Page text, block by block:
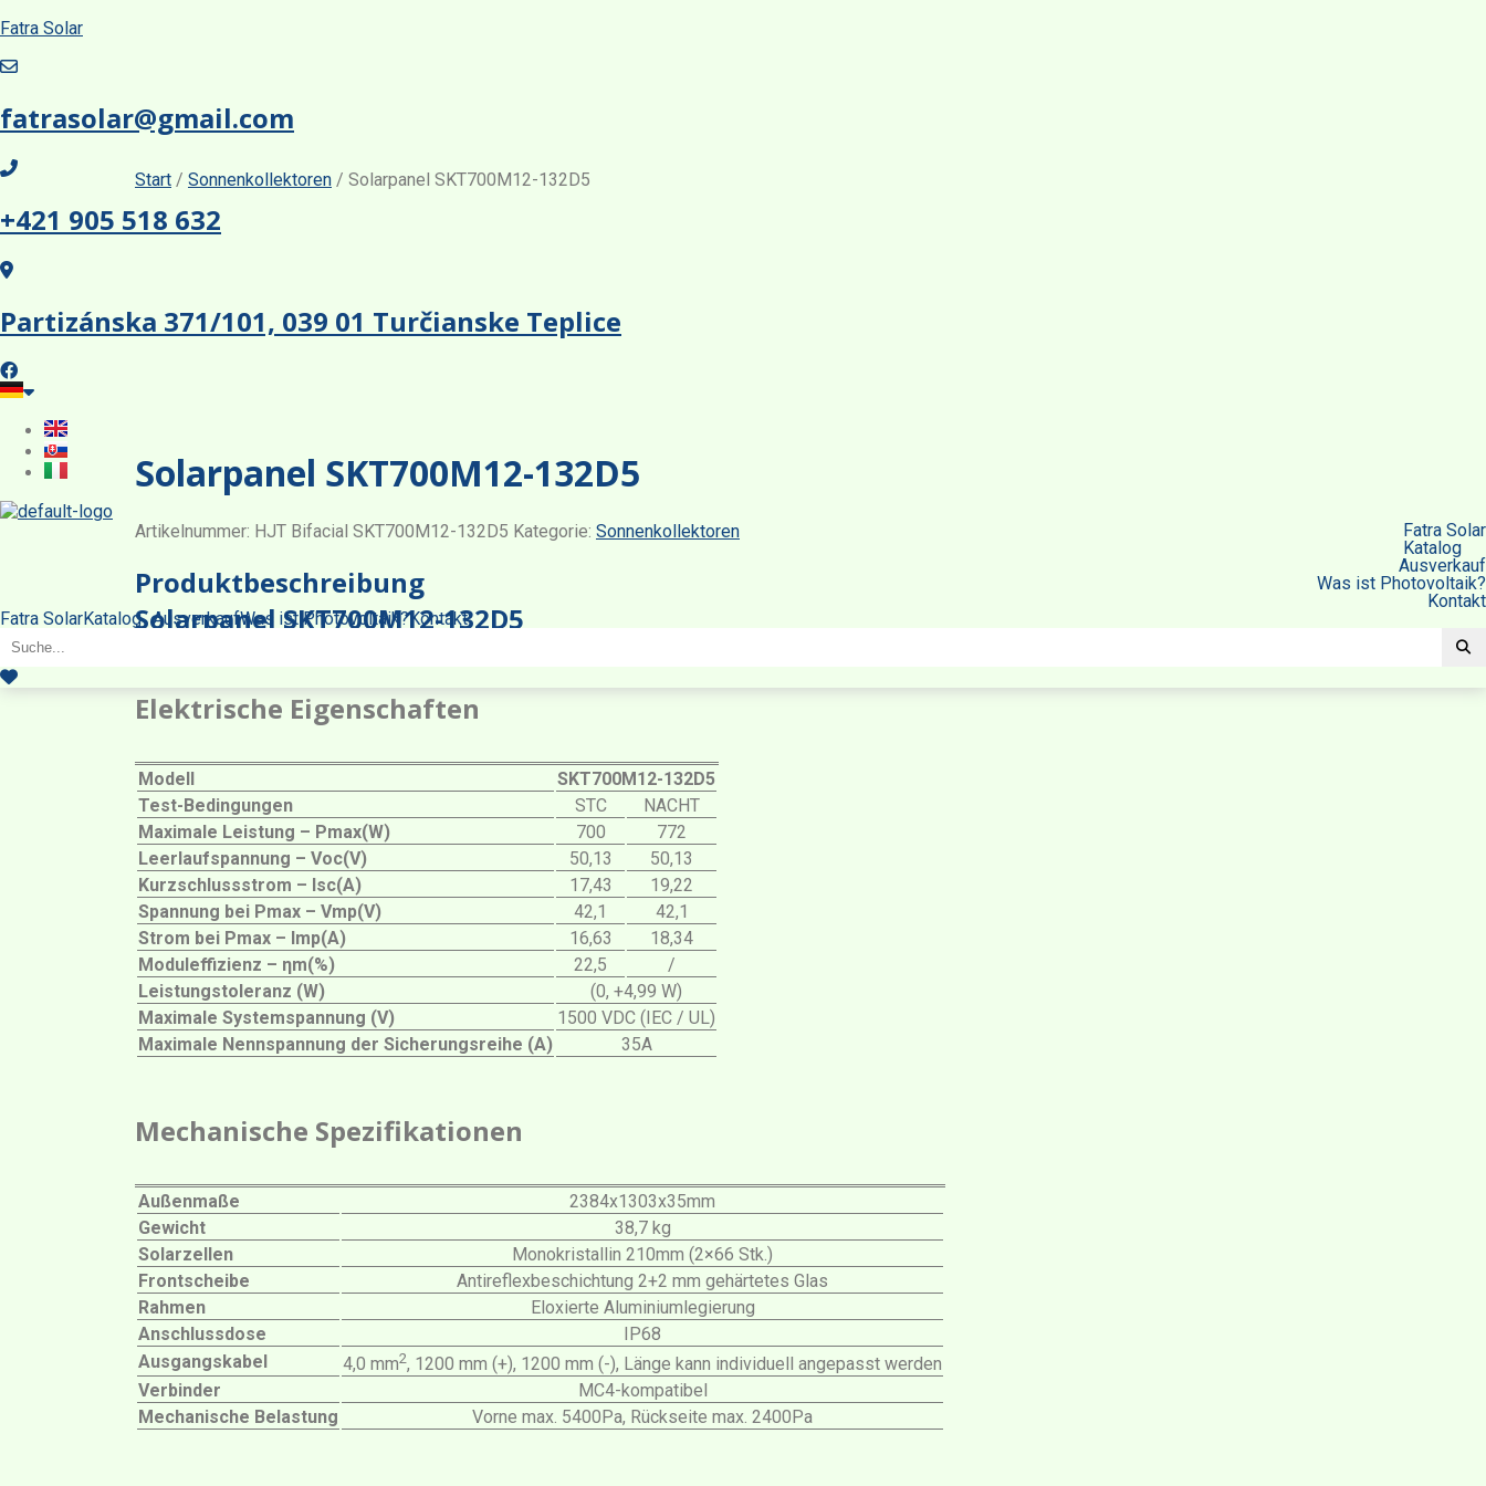
Fatra Solar
fatrasolar@gmail.com
+421 905 518 632
Partizánska 371/101, 039 01 Turčianske Teplice
Fatra Solar
Katalog
Ausverkauf
Was ist Photovoltaik?
Kontakt
Fatra SolarKatalog AusverkaufWas ist Photovoltaik?Kontakt
Start / Sonnenkollektoren / Solarpanel SKT700M12-132D5
Solarpanel SKT700M12-132D5
Artikelnummer: HJT Bifacial SKT700M12-132D5 Kategorie: Sonnenkollektoren
Produktbeschreibung
Solarpanel SKT700M12-132D5
Elektrische Eigenschaften
Modell
SKT700M12-132D5
Test-Bedingungen
STC
NACHT
Maximale Leistung – Pmax(W)
700
772
Leerlaufspannung – Voc(V)
50,13
50,13
Kurzschlussstrom – Isc(A)
17,43
19,22
Spannung bei Pmax – Vmp(V)
42,1
42,1
Strom bei Pmax – Imp(A)
16,63
18,34
Moduleffizienz – ηm(%)
22,5
/
Leistungstoleranz (W)
(0, +4,99 W)
Maximale Systemspannung (V)
1500 VDC (IEC / UL)
Maximale Nennspannung der Sicherungsreihe (A)
35A
Mechanische Spezifikationen
Außenmaße
2384x1303x35mm
Gewicht
38,7 kg
Solarzellen
Monokristallin 210mm (2×66 Stk.)
Frontscheibe
Antireflexbeschichtung 2+2 mm gehärtetes Glas
Rahmen
Eloxierte Aluminiumlegierung
Anschlussdose
IP68
Ausgangskabel
4,0 mm2, 1200 mm (+), 1200 mm (-), Länge kann individuell angepasst werden
Verbinder
MC4-kompatibel
Mechanische Belastung
Vorne max. 5400Pa, Rückseite max. 2400Pa